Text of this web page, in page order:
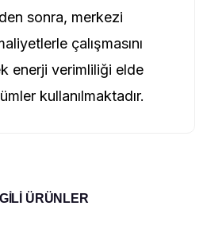
sonra, merkezi
çalışmasını
enerji verimliliği elde
kullanılmaktadır.
ÜRÜNLER